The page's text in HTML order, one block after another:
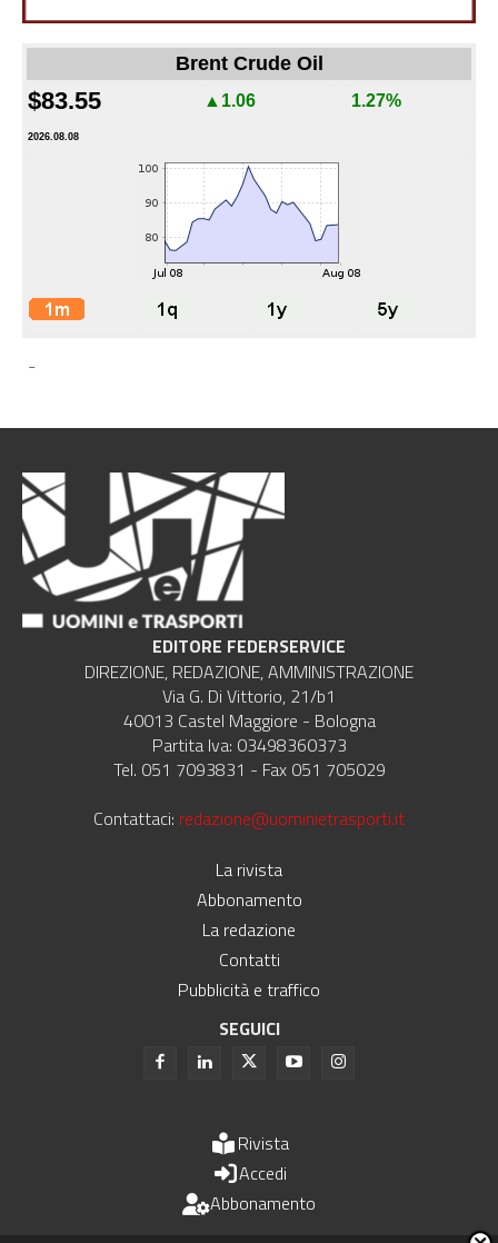
Brent Crude Oil
$83.55 ▲1.06 1.27%
2026.08.08
-
EDITORE FEDERSERVICE
DIREZIONE, REDAZIONE, AMMINISTRAZIONE
Via G. Di Vittorio, 21/b1
40013 Castel Maggiore - Bologna
Partita Iva: 03498360373
Tel. 051 7093831 - Fax 051 705029
Contattaci: redazione@uominietrasporti.it
La rivista
Abbonamento
La redazione
Contatti
Pubblicità e traffico
SEGUICI
Rivista
Accedi
Abbonamento